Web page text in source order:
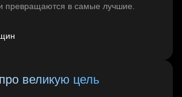
превращаются в самые лучшие.
великую цель